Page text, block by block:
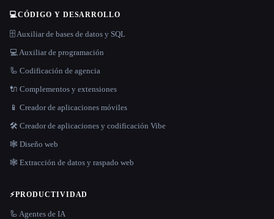
💻CÓDIGO Y DESARROLLO
🗄️ Auxiliar de bases de datos y SQL
💻 Auxiliar de programación
🦾 Codificación de agencia
🔌 Complementos y extensiones
📱 Creador de aplicaciones móviles
🛠️ Creador de aplicaciones y codificación Vibe
🕸 Diseño web
🕸️ Extracción de datos y raspado web
⚡PRODUCTIVIDAD
🦾 Agentes de IA